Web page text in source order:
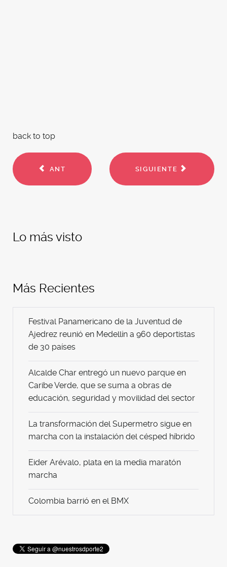
back to top
ANT SIGUIENTE
Lo más visto
Más Recientes
Festival Panamericano de la Juventud de
Ajedrez reunió en Medellín a 960 deportistas
de 30 países
Alcalde Char entregó un nuevo parque en
Caribe Verde, que se suma a obras de
educación, seguridad y movilidad del sector
La transformación del Supermetro sigue en
marcha con la instalación del césped híbrido
Eider Arévalo, plata en la media maratón
marcha
Colombia barrió en el BMX